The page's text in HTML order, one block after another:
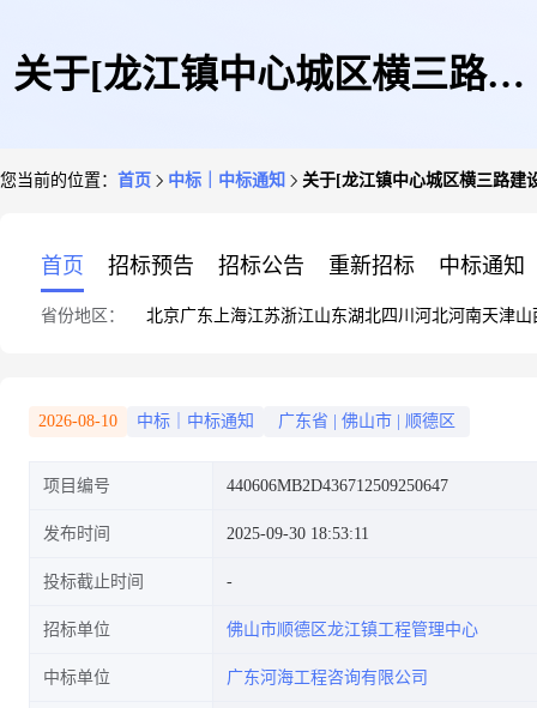
关于[龙江镇中心城区横三路建
您当前的位置： 首页 中标｜中标通知 关于[龙江镇中心城区横三路建
首页 招标预告 招标公告 重新招标 中标通知
省份地区： 北京广东 上海江苏浙江山东湖北四川 河北河南天津山
2026-08-10 中标｜中标通知 广东省 佛山市 顺德区
项目编号 440606MB2D436712509250647
发布时间 2025-09-30 18:53:11
投标截止时间
招标单位 佛山市顺德区龙江镇工程管理中心
中标单位 广东河海工程咨询有限公司